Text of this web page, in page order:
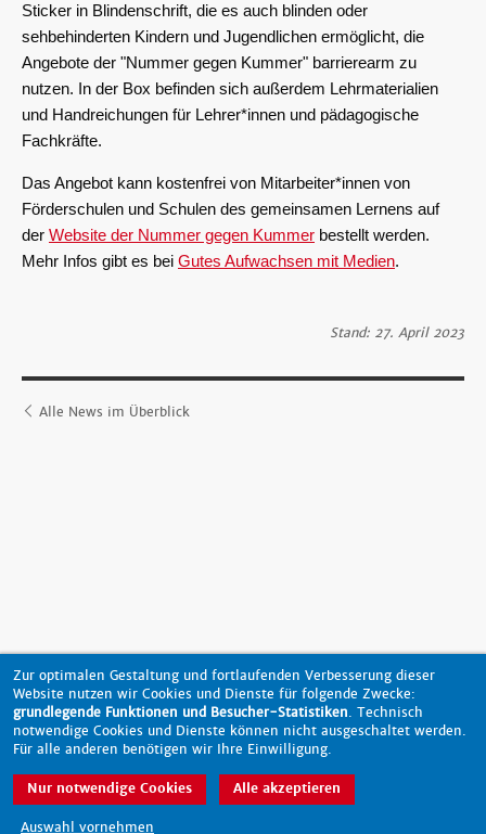
Sticker in Blindenschrift, die es auch blinden oder
sehbehinderten Kindern und Jugendlichen ermöglicht, die
Angebote der "Nummer gegen Kummer" barrierearm zu
nutzen. In der Box befinden sich außerdem Lehrmaterialien
und Handreichungen für Lehrer*innen und pädagogische
Fachkräfte.
Das Angebot kann kostenfrei von Mitarbeiter*innen von
Förderschulen und Schulen des gemeinsamen Lernens auf
der Website der Nummer gegen Kummer bestellt werden.
Mehr Infos gibt es bei Gutes Aufwachsen mit Medien.
Stand: 27. April 2023
Alle News im Überblick
Zur optimalen Gestaltung und fortlaufenden Verbesserung dieser
Website nutzen wir Cookies und Dienste für folgende Zwecke:
grundlegende Funktionen und Besucher-Statistiken. Technisch
notwendige Cookies und Dienste können nicht ausgeschaltet werden.
Für alle anderen benötigen wir Ihre Einwilligung.
Auswahl vornehmen
Nur notwendige Cookies Alle akzeptieren